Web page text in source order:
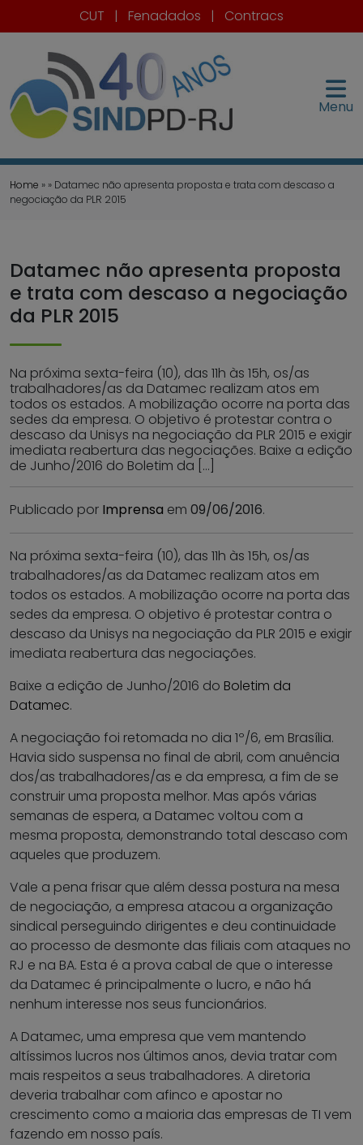
CUT | Fenadados | Contracs
Menu
Home » » Datamec não apresenta proposta e trata com descaso a
negociação da PLR 2015
Datamec não apresenta proposta
e trata com descaso a negociação
da PLR 2015
Na próxima sexta-feira (10), das 11h às 15h, os/as
trabalhadores/as da Datamec realizam atos em
todos os estados. A mobilização ocorre na porta das
sedes da empresa. O objetivo é protestar contra o
descaso da Unisys na negociação da PLR 2015 e exigir
imediata reabertura das negociações. Baixe a edição
de Junho/2016 do Boletim da […]
Publicado por Imprensa em 09/06/2016.
Na próxima sexta-feira (10), das 11h às 15h, os/as
trabalhadores/as da Datamec realizam atos em
todos os estados. A mobilização ocorre na porta das
sedes da empresa. O objetivo é protestar contra o
descaso da Unisys na negociação da PLR 2015 e exigir
imediata reabertura das negociações.
Baixe a edição de Junho/2016 do Boletim da
Datamec.
A negociação foi retomada no dia 1º/6, em Brasília.
Havia sido suspensa no final de abril, com anuência
dos/as trabalhadores/as e da empresa, a fim de se
construir uma proposta melhor. Mas após várias
semanas de espera, a Datamec voltou com a
mesma proposta, demonstrando total descaso com
aqueles que produzem.
Vale a pena frisar que além dessa postura na mesa
de negociação, a empresa atacou a organização
sindical perseguindo dirigentes e deu continuidade
ao processo de desmonte das filiais com ataques no
RJ e na BA. Esta é a prova cabal de que o interesse
da Datamec é principalmente o lucro, e não há
nenhum interesse nos seus funcionários.
A Datamec, uma empresa que vem mantendo
altíssimos lucros nos últimos anos, devia tratar com
mais respeitos a seus trabalhadores. A diretoria
deveria trabalhar com afinco e apostar no
crescimento como a maioria das empresas de TI vem
fazendo em nosso país.